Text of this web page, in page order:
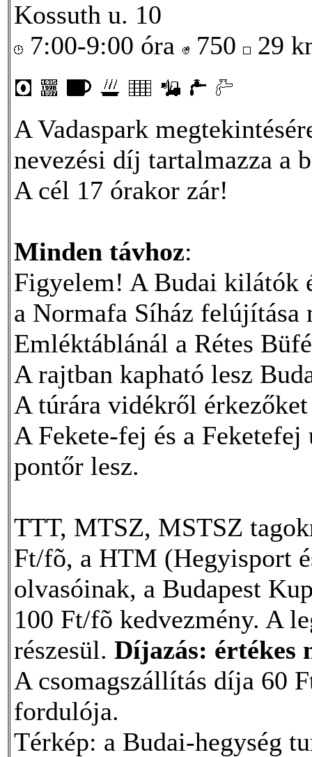
Kossuth u. 10
7:00-9:00 óra
750 29
A Vadaspark
nevezési díj tartalmazza a
A cél 17 órakor zár!
Minden távhoz:
Figyelem! A Budai kilátók
a Normafa Síház
Emléktáblánál a Rétes
A rajtban kapható lesz
A túrára vidékről
A Fekete-fej és a
pontőr lesz.
TTT, MTSZ, MSTSZ
Ft/fõ, a HTM (Hegyisport
olvasóinak, a Budapest
100 Ft/fõ kedvezmény. A
részesül. Díjazás: értékes
A csomagszállítás díja 60
fordulója.
Térkép: a Budai-hegység